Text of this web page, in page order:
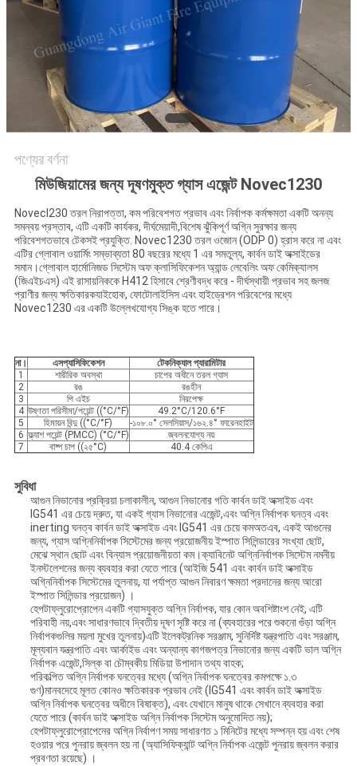
PRIVACY
POLICY
পণ্যের বর্ণনা
মিউজিয়ামের জন্য দূষণমুক্ত গ্যাস এজেন্ট Novec1230
Novecl230 তরল নিরাপত্তা, কম পরিবেশগত প্রভাব এবং নির্বাপক কর্মক্ষমতা একটি অনন্য
সমন্বয় প্রস্তাব, এটি একটি কার্যকর, দীর্ঘমেয়াদী,বিশেষ ঝুঁকিপূর্ণ অগ্নি সুরক্ষার জন্য
পরিবেশগতভাবে টেকসই প্রযুক্তি. Novec1230 তরল ওজোন (ODP 0) হ্রাস করে না এবং
এটির গ্লোবাল ওয়ার্মিং সম্ভাব্যতা 80 বছরের মধ্যে 1 এর সমতুল্য, কার্বন ডাই অক্সাইডের
সমান।গ্লোবাল হার্মোনিজড সিস্টেম অফ ক্লাসিফিকেশন অ্যান্ড লেবেলিং অফ কেমিক্যালস
(জিএইচএস) এই রাসায়নিককে H412 হিসাবে শ্রেণীবদ্ধ করে - দীর্ঘস্থায়ী প্রভাব সহ জলজ
প্রাণীর জন্য ক্ষতিকারকযাইহোক, ফোটোলাইসিস এবং হাইড্রেশন পরিবেশের মধ্যে
Novec1230 এর একটি উল্লেখযোগ্য সিঙ্ক হতে পারে।
না। এসপ্যাসিফিকেশন
টেকনিক্যাল প্যারামিটার
1
শারীরিক অবস্থা
চাপের অধীনে তরল গ্যাস
2
রঙ
রঙহীন
3
পি এইচ
নিরপেক্ষ
4 উষ্ণতা পরিসীমা/পয়েন্ট ((°C/°F)
49.2°C/120.6°F
5
হিমায়ন বিন্দু ((°C/°F)
-১০৮.০° সেলসিয়াস/১৬২.৪° ফারেনহাইট
6 ফ্ল্যাশ পয়েন্ট (PMCC) (°C/°F)
জ্বলনযোগ্য নয়
7
বাষ্প চাপ ((২৫°C) 40.4 কেপিএ
সুবিধা
আগুন নিভানোর প্রক্রিয়া চলাকালীন, আগুন নিভানোর গতি কার্বন ডাই অক্সাইড এবং
IG541 এর চেয়ে দ্রুত, যা একই গ্যাস নিভানোর এজেন্ট,এবং অগ্নি নির্বাপক ঘনত্ব এবং
inerting ঘনত্ব কার্বন ডাই অক্সাইড এবং IG541 এর চেয়ে কমঅতএব, একই আগুনের
জন্য, গ্যাস অগ্নিনির্বাপক সিস্টেমের জন্য প্রয়োজনীয় ইস্পাত সিলিন্ডারের সংখ্যা ছোট,
মেঝে স্থান ছোট এবং বিন্যাস প্রয়োজনীয়তা কম।ক্যাবিনেট অগ্নিনির্বাপক সিস্টেম নমনীয়
ইনস্টলেশনের জন্য ব্যবহার করা যেতে পারে (আইজি 541 এবং কার্বন ডাই অক্সাইড
অগ্নিনির্বাপক সিস্টেমের তুলনায়, যা পর্যাপ্ত আগুন নিবারণ ক্ষমতা প্রদানের জন্য আরো
ইস্পাত সিলিন্ডার প্রয়োজন) ।
হেপটাফ্লুরোপ্রোপেন একটি গ্যাসযুক্ত অগ্নি নির্বাপক, যার কোন অবশিষ্টাংশ নেই, এটি
পরিবাহী নয়,এবং সাধারণভাবে দ্বিতীয় দূষণ সৃষ্টি করে না (ব্যবহারের পরে শুকনো গুঁড়া অগ্নি
নির্বাপকগুলির ময়লা মুখের তুলনায়)এটি ইলেকট্রনিক সরঞ্জাম, সুনির্দিষ্ট যন্ত্রপাতি এবং সরঞ্জাম,
মূল্যবান যন্ত্রপাতি এবং আর্কাইভ এবং অন্যান্য কাগজপত্র নিভানোর জন্য একটি ভাল অগ্নি
নির্বাপক এজেন্ট,সিল্ক বা চৌম্বকীয় মিডিয়া উপাদান তথ্য বাহক;
পরিকল্পিত অগ্নি নির্বাপক ঘনত্বের মধ্যে (অগ্নি নির্বাপক ঘনত্বের কমপক্ষে ১.৩
গুণ)মানবদেহে মূলত কোনও ক্ষতিকারক প্রভাব নেই (IG541 এবং কার্বন ডাই অক্সাইড
অগ্নি নির্বাপক ঘনত্বের অধীনে বিষাক্ত), এবং যেখানে মানুষ থাকে সেখানে ব্যবহার করা
যেতে পারে (কার্বন ডাই অক্সাইড অগ্নি নির্বাপক সিস্টেম অনুমোদিত নয়);
হেপটাফ্লুরোপ্রোপেনের অগ্নি নির্বাপণ সময় সাধারণত ১ মিনিটের মধ্যে সম্পন্ন হয় এবং শেষ
হওয়ার পরে পুনরায় জ্বলন হয় না (অ্যাসিফিক্যান্ট অগ্নি নির্বাপক এজেন্ট পুনরায় জ্বলন করার
প্রবণতা রয়েছে) ।